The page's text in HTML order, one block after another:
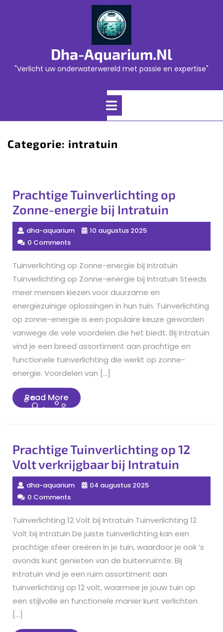
Dha-Aquarium.nl
"Verlicht uw onderwaterwereld met passie en expertise"
Open
Categorie: intratuin
Prachtige Tuinverlichting op
Zonne-energie bij Intratuin
dha-aquarium
10 augustus 2025
0 Comments
Tuinverlichting op Zonne-energie bij Intratuin
Tuinverlichting op Zonne-energie bij Intratuin Steeds
meer mensen kiezen voor duurzame en
energiezuinige oplossingen in hun tuin. Tuinverlichting
op zonne-energie is een populaire keuze geworden
vanwege de vele voordelen die het biedt. Bij Intratuin
vind je een breed assortiment aan prachtige en
functionele tuinverlichting die werkt op zonne-
energie. Voordelen van […]
Read MoreRead
More
Prachtige Tuinverlichting op 12
Volt verkrijgbaar bij Intratuin
dha-aquarium
04 augustus 2025
0 Comments
Tuinverlichting 12 Volt bij Intratuin Tuinverlichting 12
Volt bij Intratuin De juiste tuinverlichting kan een
prachtige sfeer creëren in je tuin, waardoor je ook ’s
avonds kunt genieten van de buitenruimte. Bij
Intratuin vind je een ruim assortiment aan
tuinverlichting op 12 volt, waarmee je jouw tuin op
een stijlvolle en functionele manier kunt verlichten.
[…]